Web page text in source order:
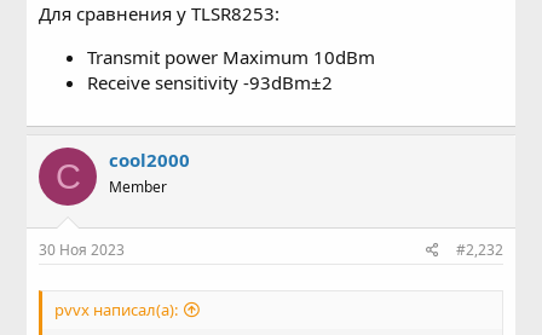
Для сравнения у TLSR8253:
Transmit power Maximum 10dBm
Receive sensitivity -93dBm±2
C cool2000
Member
30 Ноя 2023 #2,232
pvvx написал(а):